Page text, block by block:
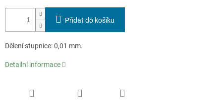
Přidat do košíku
Dělení stupnice: 0,01 mm.
Detailní informace